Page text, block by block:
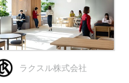
ラクスル株式会社